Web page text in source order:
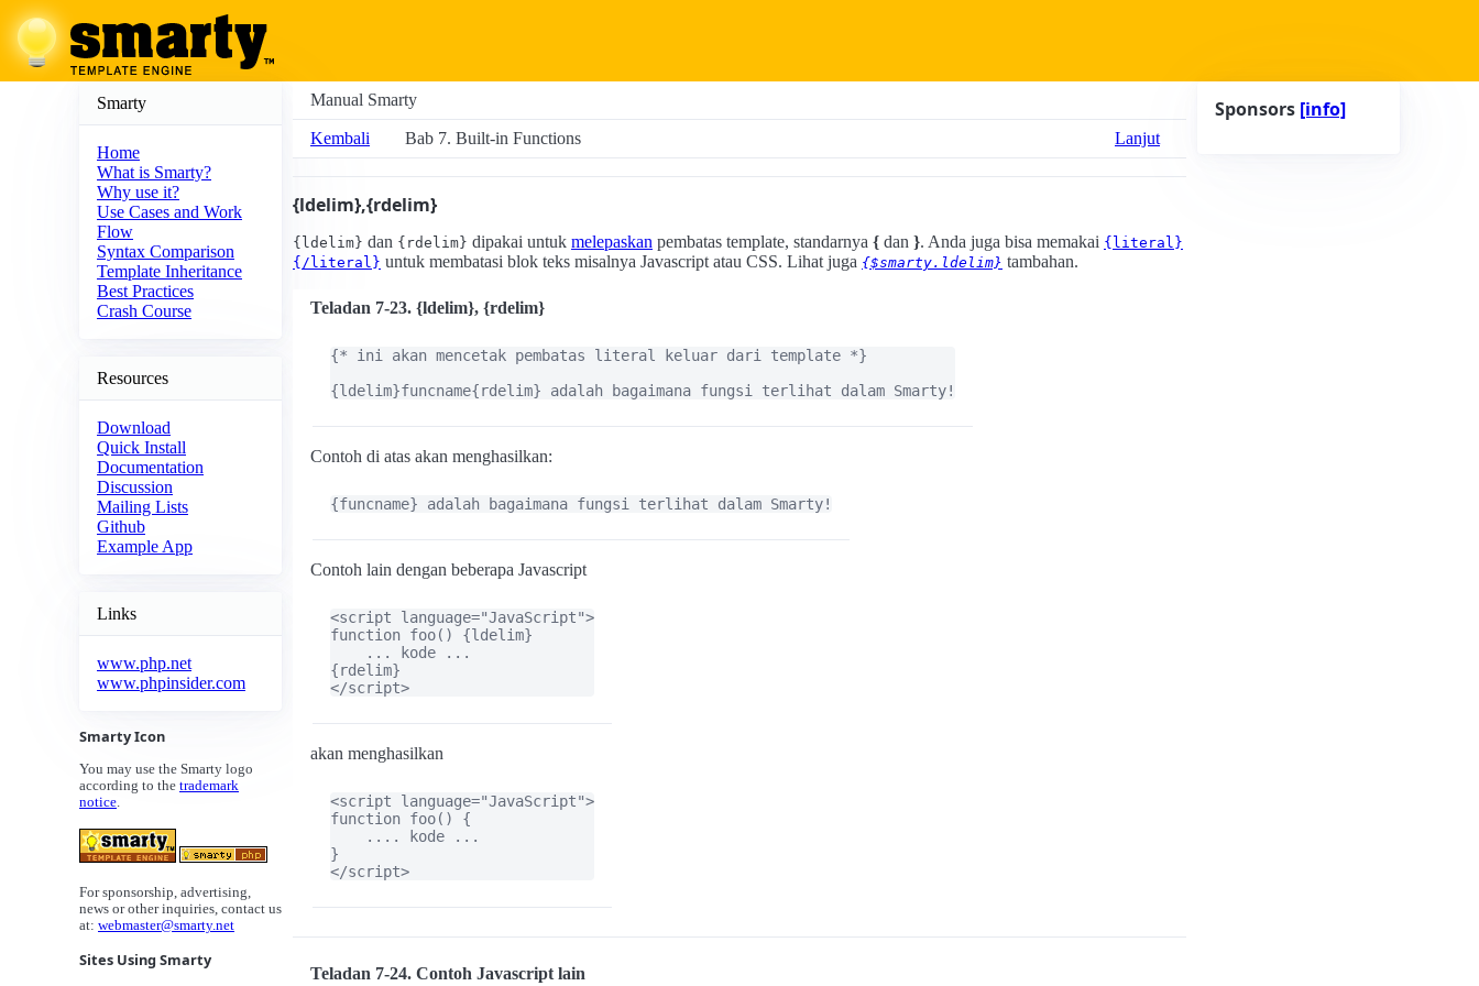
Smarty
Home
What is Smarty?
Why use it?
Use Cases and Work
Flow
Syntax Comparison
Template Inheritance
Best Practices
Crash Course
Resources
Download
Quick Install
Documentation
Discussion
Mailing Lists
Github
Example App
Links
www.php.net
www.phpinsider.com
Smarty Icon
You may use the Smarty logo
according to the trademark
notice.
For sponsorship, advertising,
news or other inquiries, contact us
at: webmaster@smarty.net
Sites Using Smarty
Manual Smarty
Kembali Bab 7. Built-in Functions Lanjut
{ldelim},{rdelim}
{ldelim} dan {rdelim} dipakai untuk melepaskan pembatas template, standarnya { dan }. Anda juga bisa memakai {literal}
{/literal} untuk membatasi blok teks misalnya Javascript atau CSS. Lihat juga {$smarty.ldelim} tambahan.
Teladan 7-23. {ldelim}, {rdelim}
{* ini akan mencetak pembatas literal keluar dari template *}
{ldelim}funcname{rdelim} adalah bagaimana fungsi terlihat dalam Smarty!
Contoh di atas akan menghasilkan:
{funcname} adalah bagaimana fungsi terlihat dalam Smarty!
Contoh lain dengan beberapa Javascript
<script language="JavaScript">
function foo() {ldelim}
    ... kode ...
{rdelim}
</script>
akan menghasilkan
<script language="JavaScript">
function foo() {
    .... kode ...
}
</script>
Teladan 7-24. Contoh Javascript lain
Sponsors [info]